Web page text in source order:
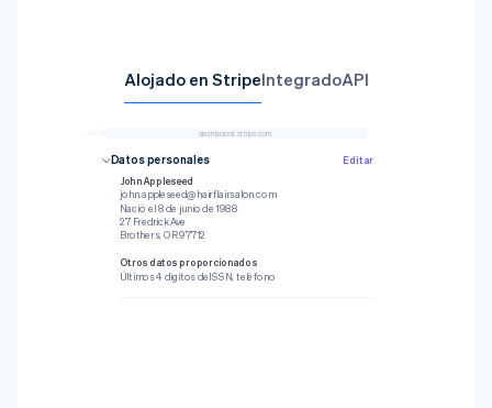
Alojado en StripeIntegradoAPI
retrieve(
'{{CONNECTED_STRIPE_ACCOUNT_ID}}'
dashboard.stripe.com
Datos personales
Editar
John Appleseed
john.appleseed@hairflairsalon.com
Nació el 8 de junio de 1988
27 Fredrick Ave
Brothers, OR 97712
Otros datos proporcionados
Últimos 4 dígitos del SSN, teléfono
Tu empresa
hairflairsalon.com
Otros datos proporcionados
Fecha de nacimiento, teléfono, sector
Calendario de
Chase Bank